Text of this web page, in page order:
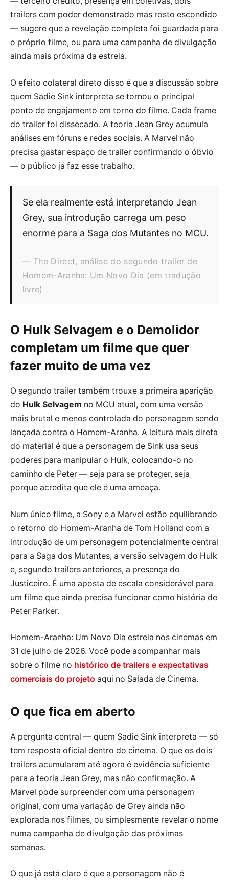
trailers com poder demonstrado mas rosto escondido
— sugere que a revelação completa foi guardada para
o próprio filme, ou para uma campanha de divulgação
ainda mais próxima da estreia.
O efeito colateral direto disso é que a discussão sobre
quem Sadie Sink interpreta se tornou o principal
ponto de engajamento em torno do filme. Cada frame
do trailer foi dissecado. A teoria Jean Grey acumula
análises em fóruns e redes sociais. A Marvel não
precisa gastar espaço de trailer confirmando o óbvio
— o público já faz esse trabalho.
Se ela realmente está interpretando Jean
Grey, sua introdução carrega um peso
enorme para a Saga dos Mutantes no MCU.
The Direct, análise do segundo trailer de
Homem-Aranha: Um Novo Dia (em tradução
livre)
O Hulk Selvagem e o Demolidor
completam um filme que quer
fazer muito de uma vez
O segundo trailer também trouxe a primeira aparição
do Hulk Selvagem no MCU atual, com uma versão
mais brutal e menos controlada do personagem sendo
lançada contra o Homem-Aranha. A leitura mais direta
do material é que a personagem de Sink usa seus
poderes para manipular o Hulk, colocando-o no
caminho de Peter — seja para se proteger, seja
porque acredita que ele é uma ameaça.
Num único filme, a Sony e a Marvel estão equilibrando
o retorno do Homem-Aranha de Tom Holland com a
introdução de um personagem potencialmente central
para a Saga dos Mutantes, a versão selvagem do Hulk
e, segundo trailers anteriores, a presença do
Justiceiro. É uma aposta de escala considerável para
um filme que ainda precisa funcionar como história de
Peter Parker.
Homem-Aranha: Um Novo Dia estreia nos cinemas em
31 de julho de 2026. Você pode acompanhar mais
sobre o filme no histórico de trailers e expectativas
comerciais do projeto aqui no Salada de Cinema.
O que fica em aberto
A pergunta central — quem Sadie Sink interpreta — só
tem resposta oficial dentro do cinema. O que os dois
trailers acumularam até agora é evidência suficiente
para a teoria Jean Grey, mas não confirmação. A
Marvel pode surpreender com uma personagem
original, com uma variação de Grey ainda não
explorada nos filmes, ou simplesmente revelar o nome
numa campanha de divulgação das próximas
semanas.
O que já está claro é que a personagem não é